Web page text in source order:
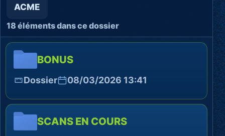
ACME
18 éléments dans ce dossier
BONUS
Dossier 08/03/2026 13:41
SCANS EN COURS